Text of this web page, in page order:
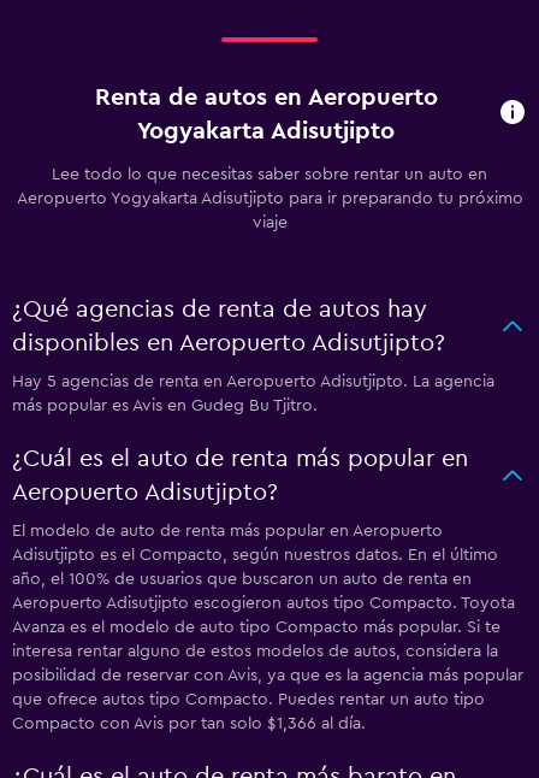
Renta de autos en Aeropuerto
Yogyakarta Adisutjipto
Lee todo lo que necesitas saber sobre rentar un auto en
Aeropuerto Yogyakarta Adisutjipto para ir preparando tu próximo
viaje
¿Qué agencias de renta de autos hay
disponibles en Aeropuerto Adisutjipto?
Hay 5 agencias de renta en Aeropuerto Adisutjipto. La agencia
más popular es Avis en Gudeg Bu Tjitro.
¿Cuál es el auto de renta más popular en
Aeropuerto Adisutjipto?
El modelo de auto de renta más popular en Aeropuerto
Adisutjipto es el Compacto, según nuestros datos. En el último
año, el 100% de usuarios que buscaron un auto de renta en
Aeropuerto Adisutjipto escogieron autos tipo Compacto. Toyota
Avanza es el modelo de auto tipo Compacto más popular. Si te
interesa rentar alguno de estos modelos de autos, considera la
posibilidad de reservar con Avis, ya que es la agencia más popular
que ofrece autos tipo Compacto. Puedes rentar un auto tipo
Compacto con Avis por tan solo $1,366 al día.